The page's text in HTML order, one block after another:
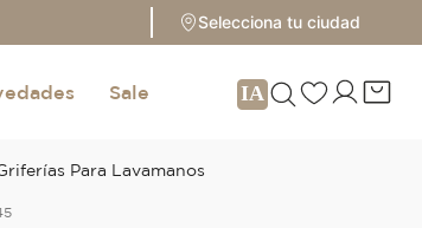
Selecciona tu ciudad
Sale
Para Lavamanos